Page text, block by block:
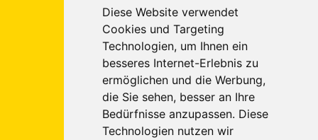
Diese Website verwendet
Cookies und Targeting
Technologien, um Ihnen ein
besseres Internet-Erlebnis zu
ermöglichen und die Werbung,
die Sie sehen, besser an Ihre
Bedürfnisse anzupassen. Diese
Technologien nutzen wir
Platz 1
52249
Eschweiler
Tel.: 02403 - 5557891(Eschweiler)
Tel.: 02405 - 8988290(Würselen)
Fax: 02403 - 5557895